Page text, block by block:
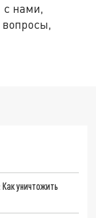
с нами,
уничтожить